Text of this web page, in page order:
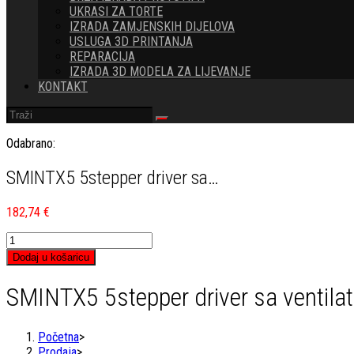
UKRASI ZA TORTE
IZRADA ZAMJENSKIH DIJELOVA
USLUGA 3D PRINTANJA
REPARACIJA
IZRADA 3D MODELA ZA LIJEVANJE
KONTAKT
Odabrano:
SMINTX5 5stepper driver sa…
182,74 €
SMINTX5
5stepper
driver
ventilatorima
Dodaj u košaricu
SMINTX5 5stepper driver sa
Početna>